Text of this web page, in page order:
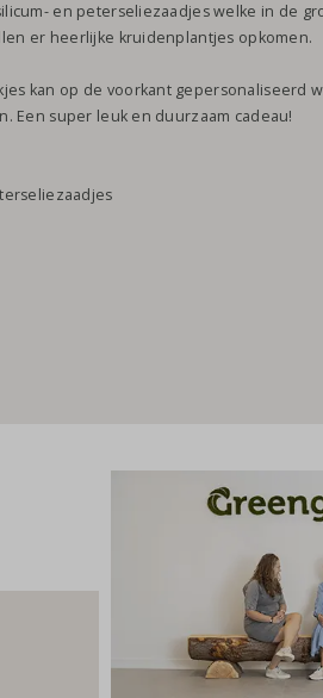
en peterseliezaadjes welke in de
er heerlijke kruidenplantjes opkomen.
kan op de voorkant gepersonaliseerd
Een super leuk en duurzaam cadeau!